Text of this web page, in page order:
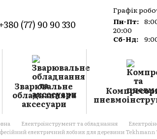
+380 (77) 90 90 330
Графік
Пн-Пт:
20:00
Сб-Нд:
Зварювальне
обладнання та
аксесуари
Електроінструмент та обладнання
електричний лобзик для деревини Tekhmann